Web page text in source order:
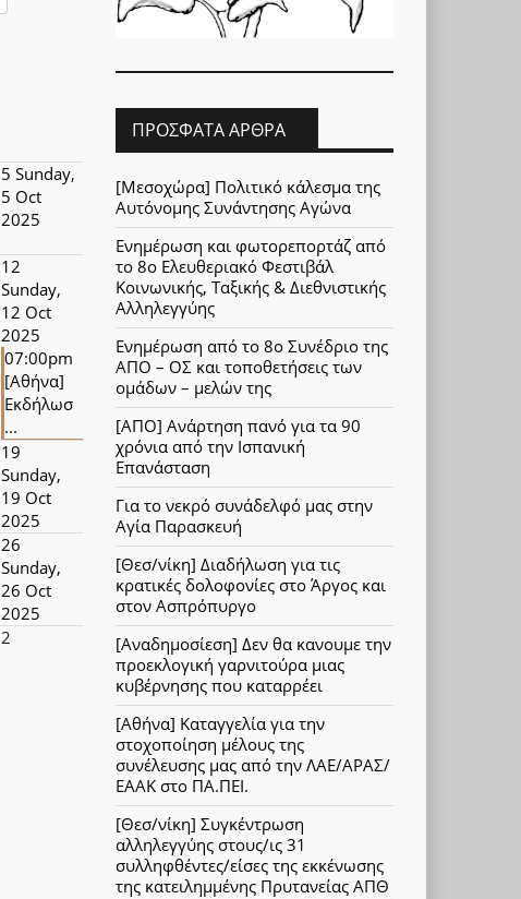
5 Sunday,
5 Oct
2025
12
Sunday,
12 Oct
2025
07:00pm
[Αθήνα]
Εκδήλωσ
...
19
Sunday,
19 Oct
2025
26
Sunday,
26 Oct
2025
2
ΠΡΌΣΦΑΤΑ ΆΡΘΡΑ
[Μεσοχώρα] Πολιτικό κάλεσμα της
Αυτόνομης Συνάντησης Αγώνα
Ενημέρωση και φωτορεπορτάζ από
το 8ο Ελευθεριακό Φεστιβάλ
Κοινωνικής, Ταξικής & Διεθνιστικής
Αλληλεγγύης
Ενημέρωση από το 8ο Συνέδριο της
ΑΠΟ – ΟΣ και τοποθετήσεις των
ομάδων – μελών της
[ΑΠΟ] Ανάρτηση πανό για τα 90
χρόνια από την Ισπανική
Επανάσταση
Για το νεκρό συνάδελφό μας στην
Αγία Παρασκευή
[Θεσ/νίκη] Διαδήλωση για τις
κρατικές δολοφονίες στο Άργος και
στον Ασπρόπυργο
[Αναδημοσίεση] Δεν θα κανουμε την
προεκλογική γαρνιτούρα μιας
κυβέρνησης που καταρρέει
[Αθήνα] Καταγγελία για την
στοχοποίηση μέλους της
συνέλευσης μας από την ΛΑΕ/ΑΡΑΣ/
ΕΑΑΚ στο ΠΑ.ΠΕΙ.
[Θεσ/νίκη] Συγκέντρωση
αλληλεγγύης στους/ις 31
συλληφθέντες/είσες της εκκένωσης
της κατειλημμένης Πρυτανείας ΑΠΘ